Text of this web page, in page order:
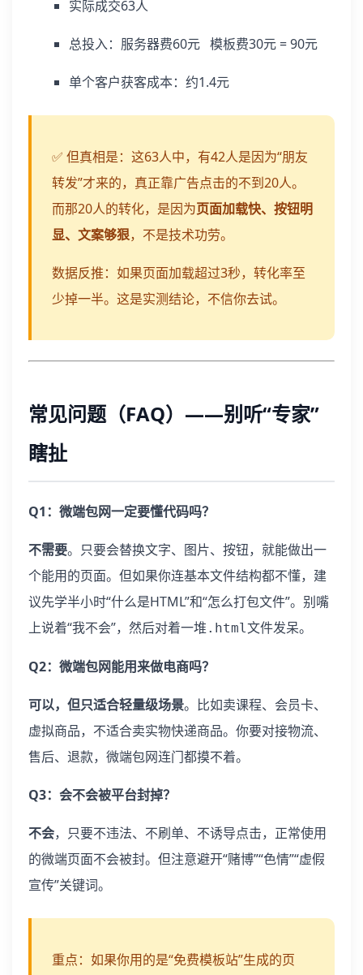
实际成交63人
总投入：服务器费60元 模板费30元 = 90元
单个客户获客成本：约1.4元
✅ 但真相是：这63人中，有42人是因为“朋友
转发”才来的，真正靠广告点击的不到20人。
而那20人的转化，是因为页面加载快、按钮明
显、文案够狠，不是技术功劳。
数据反推：如果页面加载超过3秒，转化率至
少掉一半。这是实测结论，不信你去试。
常见问题（FAQ）——别听“专家”
瞎扯
Q1：微端包网一定要懂代码吗？
不需要。只要会替换文字、图片、按钮，就能做出一
个能用的页面。但如果你连基本文件结构都不懂，建
议先学半小时“什么是HTML”和“怎么打包文件”。别嘴
上说着“我不会”，然后对着一堆 .html 文件发呆。
Q2：微端包网能用来做电商吗？
可以，但只适合轻量级场景。比如卖课程、会员卡、
虚拟商品，不适合卖实物快递商品。你要对接物流、
售后、退款，微端包网连门都摸不着。
Q3：会不会被平台封掉？
不会，只要不违法、不刷单、不诱导点击，正常使用
的微端页面不会被封。但注意避开“赌博”“色情”“虚假
宣传”关键词。
重点：如果你用的是“免费模板站”生成的页